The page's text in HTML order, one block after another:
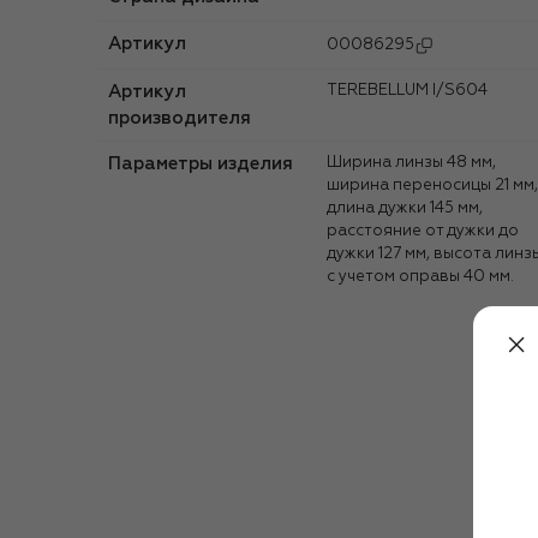
Артикул 00086295
Артикул
производителя
TEREBELLUM I/S604
Параметры изделия
Ширина линзы 48 мм,
ширина переносицы 21 мм,
длина дужки 145 мм,
расстояние от дужки до
дужки 127 мм, высота
с учетом оправы 40 мм.